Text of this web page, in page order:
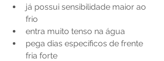
já possui sensibilidade maior ao
frio
entra muito tenso na água
pega dias específicos de frente
fria forte